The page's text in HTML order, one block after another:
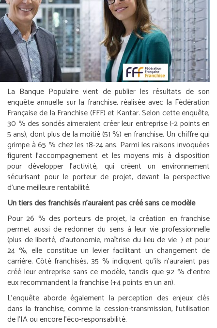
La Banque Populaire vient de publier les résultats de son
enquête annuelle sur la franchise, réalisée avec la Fédération
Française de la Franchise (FFF) et Kantar. Selon cette enquête,
30 % des sondés aimeraient créer leur entreprise (-2 points en
5 ans), dont plus de la moitié (51 %) en franchise. Un chiffre qui
grimpe à 65 % chez les 18-24 ans. Parmi les raisons invoquées
figurent l’accompagnement et les moyens mis à disposition
pour développer l’activité, qui créent un environnement
sécurisant pour le porteur de projet, devant la perspective
d’une meilleure rentabilité.
Un tiers des franchisés n’auraient pas créé sans ce modèle
Pour 26 % des porteurs de projet, la création en franchise
permet aussi de redonner du sens à leur vie professionnelle
(plus de liberté, d’autonomie, maîtrise du lieu de vie…) et pour
24 %, elle constitue un levier facilitant un changement de
carrière. Côté franchisés, 35 % indiquent qu’ils n’auraient pas
créé leur entreprise sans ce modèle, tandis que 92 % d’entre
eux recommandent la franchise (+4 points en un an).
L’enquête aborde également la perception des enjeux clés
dans la franchise, comme la cession-transmission, l’utilisation
de l’IA ou encore l’éco-responsabilité.